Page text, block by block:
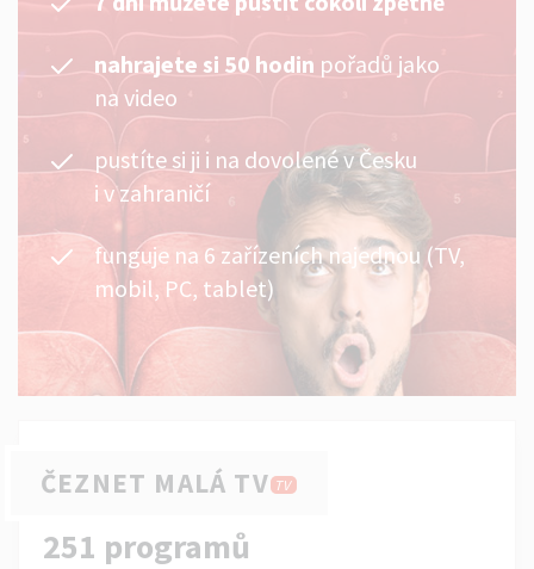
nahrajete si 50 hodin pořadů jako
na video
pustíte si ji i na dovolené v Česku
i v zahraničí
funguje na 6 zařízeních najednou (TV,
mobil, PC, tablet)
ČEZNET MALÁ TV TV
251 programů